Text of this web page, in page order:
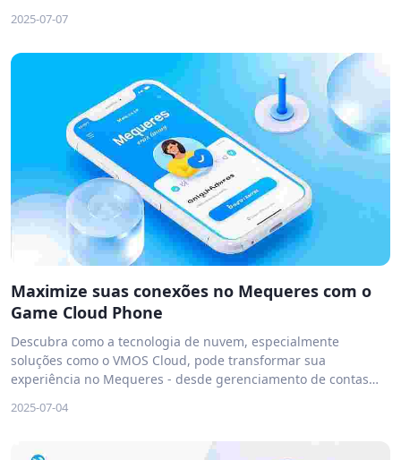
práticas e ferramentas essenciais para transformar sua
2025-07-07
Maximize suas conexões no Mequeres com o
Game Cloud Phone
Descubra como a tecnologia de nuvem, especialmente
soluções como o VMOS Cloud, pode transformar sua
experiência no Mequeres - desde gerenciamento de contas
2025-07-04